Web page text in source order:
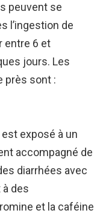
peuvent se
l’ingestion de
entre 6 et
jours. Les
près sont :
exposé à un
accompagné de
diarrhées avec
des
et la caféine